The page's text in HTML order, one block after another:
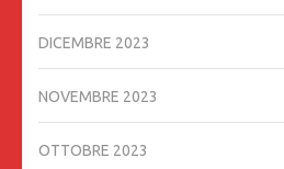
DICEMBRE 2023
NOVEMBRE 2023
OTTOBRE 2023